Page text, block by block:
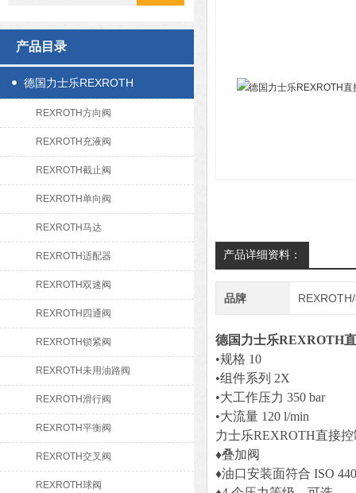
产品目录
德国力士乐REXROTH
REXROTH方向阀
REXROTH充液阀
REXROTH截止阀
REXROTH单向阀
REXROTH马达
REXROTH适配器
REXROTH双速阀
REXROTH四通阀
REXROTH锁紧阀
REXROTH未用油路阀
REXROTH滑行阀
REXROTH平衡阀
REXROTH交叉阀
REXROTH球阀
产品详细资料：
品牌
德国力士乐REXROTH
•规格 10
•组件系列 2X
•大工作压力 350 bar
•大流量 120 l/min
力士乐REXROTH直接
♦叠加阀
♦油口安装面符合 ISO